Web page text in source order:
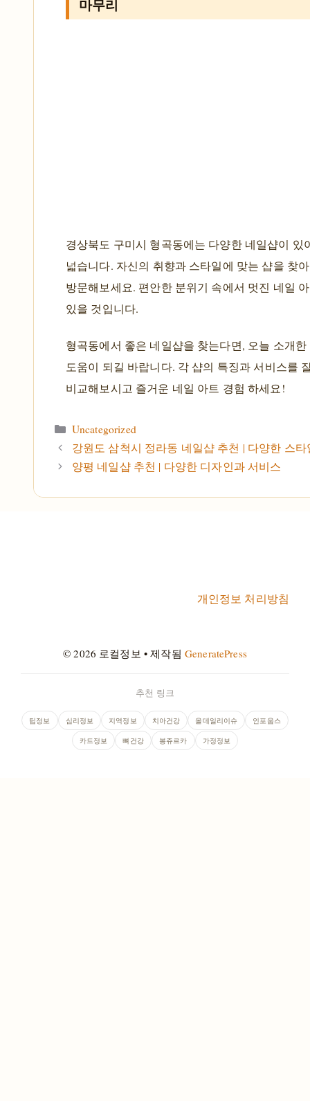
마무리
경상북도 구미시 형곡동에는 다양한 네일샵이 있
넓습니다. 자신의 취향과 스타일에 맞는 샵을 찾아
방문해보세요. 편안한 분위기 속에서 멋진 네일
있을 것입니다.
형곡동에서 좋은 네일샵을 찾는다면, 오늘 소개한
도움이 되길 바랍니다. 각 샵의 특징과 서비스를
비교해보시고 즐거운 네일 아트 경험 하세요!
카테고리
Uncategorized
강원도 삼척시 정라동 네일샵 추천 | 다양한 스
양평 네일샵 추천 | 다양한 디자인과 서비스
개인정보 처리방침
© 2026 로컬정보 • 제작됨 GeneratePress
추천 링크
팁정보 심리정보 지역정보 치아건강 올데일리이슈 인포웁스
카드정보 뼈건강 봉쥬르카 가정정보